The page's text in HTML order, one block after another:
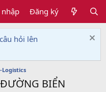
Đăng ký
hỏi lên
BIỂN